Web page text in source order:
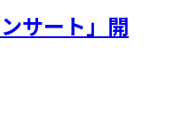
サート」開